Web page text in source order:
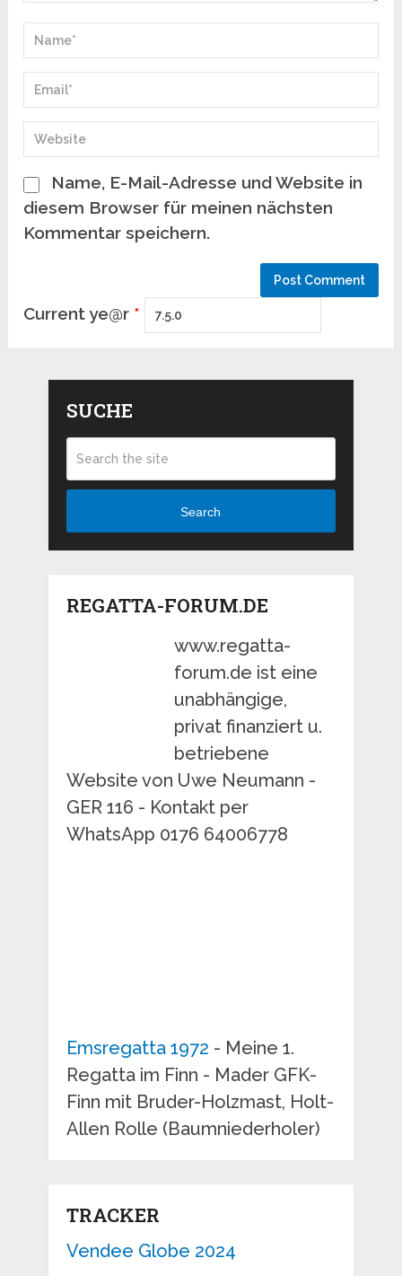
Name, E-Mail-Adresse und Website in
diesem Browser für meinen nächsten
Kommentar speichern.
Current ye@r *
SUCHE
Search
REGATTA-FORUM.DE
www.regatta-
forum.de ist eine
unabhängige,
privat finanziert u.
betriebene
Website von Uwe Neumann -
GER 116 - Kontakt per
WhatsApp 0176 64006778
Emsregatta 1972 - Meine 1.
Regatta im Finn - Mader GFK-
Finn mit Bruder-Holzmast, Holt-
Allen Rolle (Baumniederholer)
TRACKER
Vendee Globe 2024